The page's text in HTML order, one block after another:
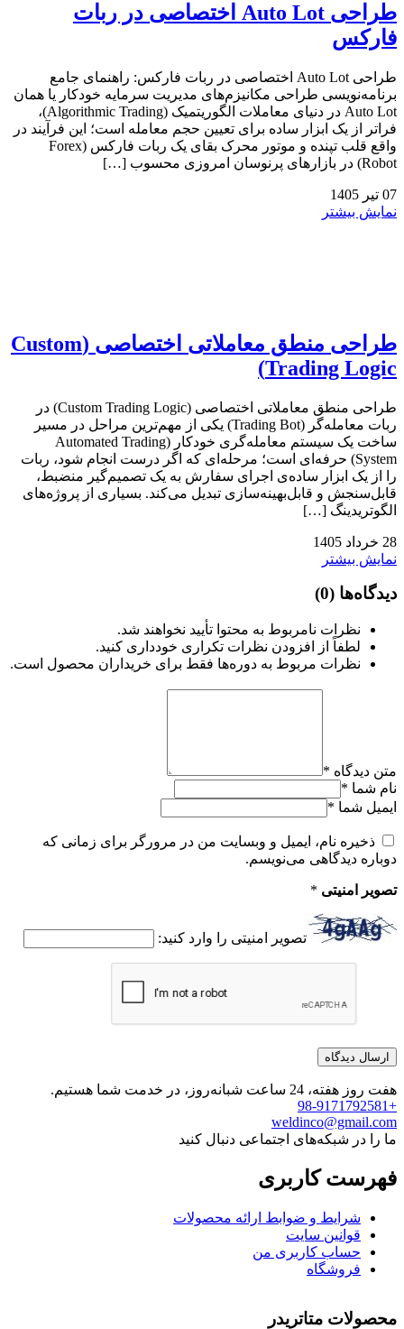
طراحی Auto Lot اختصاصی در ربات
فارکس
طراحی Auto Lot اختصاصی در ربات فارکس: راهنمای جامع
برنامه‌نویسی طراحی مکانیزم‌های مدیریت سرمایه خودکار یا همان
Auto Lot در دنیای معاملات الگوریتمیک (Algorithmic Trading)،
فراتر از یک ابزار ساده برای تعیین حجم معامله است؛ این فرآیند در
واقع قلب تپنده و موتور محرک بقای یک ربات فارکس (Forex
Robot) در بازارهای پرنوسان امروزی محسوب […]
07 تیر 1405
نمایش بیشتر
طراحی منطق معاملاتی اختصاصی (Custom
Trading Logic)
طراحی منطق معاملاتی اختصاصی (Custom Trading Logic) در
ربات معامله‌گر (Trading Bot) یکی از مهم‌ترین مراحل در مسیر
ساخت یک سیستم معامله‌گری خودکار (Automated Trading
System) حرفه‌ای است؛ مرحله‌ای که اگر درست انجام شود، ربات
را از یک ابزار ساده‌ی اجرای سفارش به یک تصمیم‌گیر منضبط،
قابل‌سنجش و قابل‌بهینه‌سازی تبدیل می‌کند. بسیاری از پروژه‌های
الگوتریدینگ […]
28 خرداد 1405
نمایش بیشتر
دیدگاه‌ها (0)
نظرات نامربوط به محتوا تأیید نخواهند شد.
لطفاً از افزودن نظرات تکراری خودداری کنید.
نظرات مربوط به دوره‌ها فقط برای خریداران محصول است.
متن دیدگاه *
نام شما *
ایمیل شما *
ذخیره نام، ایمیل و وبسایت من در مرورگر برای زمانی که
دوباره دیدگاهی می‌نویسم.
تصویر امنیتی *
تصویر امنیتی را وارد کنید:
هفت روز هفته، 24 ساعت شبانه‌روز، در خدمت شما هستیم.
+98-9171792581
weldinco@gmail.com
ما را در شبکه‌های اجتماعی دنبال کنید
فهرست کاربری
شرایط و ضوابط ارائه محصولات
قوانین سایت
حساب کاربری من
فروشگاه
محصولات متاتریدر